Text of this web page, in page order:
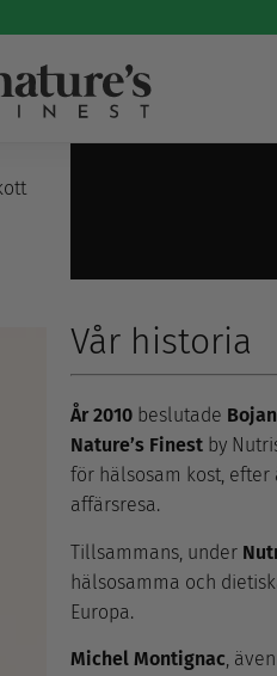
Vår historia
År 2010 beslutade
Nature’s Finest by
för hälsosam kost, efter
affärsresa.
Tillsammans, under
hälsosamma och
Europa.
Michel Montignac,